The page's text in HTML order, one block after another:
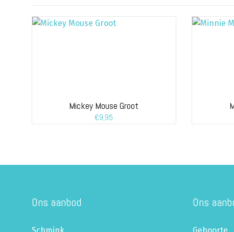
Mickey Mouse Groot
€9,95
Ons aanbod Ons